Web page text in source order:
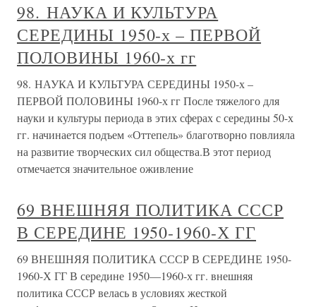
98. НАУКА И КУЛЬТУРА
СЕРЕДИНЫ 1950-х – ПЕРВОЙ
ПОЛОВИНЫ 1960-х гг
98. НАУКА И КУЛЬТУРА СЕРЕДИНЫ 1950-х –
ПЕРВОЙ ПОЛОВИНЫ 1960-х гг После тяжелого для
науки и культуры периода в этих сферах с середины 50-х
гг. начинается подъем «Оттепель» благотворно повлияла
на развитие творческих сил общества.В этот период
отмечается значительное оживление
69 ВНЕШНЯЯ ПОЛИТИКА СССР
В СЕРЕДИНЕ 1950-1960-Х ГГ
69 ВНЕШНЯЯ ПОЛИТИКА СССР В СЕРЕДИНЕ 1950-
1960-Х ГГ В середине 1950—1960-х гг. внешняя
политика СССР велась в условиях жесткой